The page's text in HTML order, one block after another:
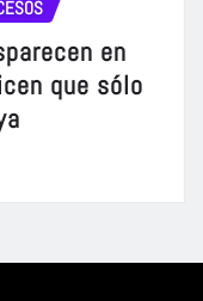
en
que sólo